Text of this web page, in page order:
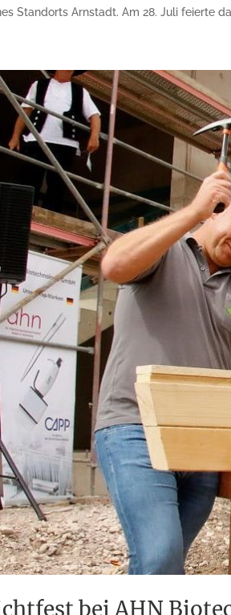
Standorts Arnstadt. Am 28. Juli feierte
bei AHN